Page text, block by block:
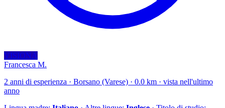
VISIONA
Francesca M.
2 anni di esperienza · Borsano (Varese) · 0.0 km · vista nell'ultimo
anno